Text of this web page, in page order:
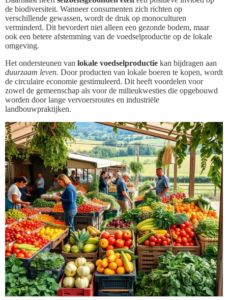
de biodiversiteit. Wanneer consumenten zich richten op
verschillende gewassen, wordt de druk op monoculturen
verminderd. Dit bevordert niet alleen een gezonde bodem, maar
ook een betere afstemming van de voedselproductie op de lokale
omgeving.
Het ondersteunen van lokale voedselproductie kan bijdragen aan
duurzaam leven. Door producten van lokale boeren te kopen, wordt
de circulaire economie gestimuleerd. Dit heeft voordelen voor
zowel de gemeenschap als voor de milieukwesties die opgebouwd
worden door lange vervoersroutes en industriële
landbouwpraktijken.